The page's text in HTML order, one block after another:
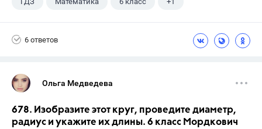
6 ответов
Ольга Медведева
678. Изобразите этот круг, проведите диаметр,
радиус и укажите их длины. 6 класс Мордкович